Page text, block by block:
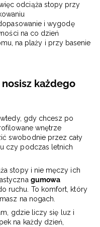
więc odciąża stopy przy
i wygodę
na co dzień
na plaży i przy basenie
każdego
gdy chcesz po
wnętrze
swobodnie przez cały
czy podczas letnich
stopy i nie męczy ich
gumowa
ruchu. To komfort, który
na nogach.
gdzie liczy się luz i
na każdy dzień,